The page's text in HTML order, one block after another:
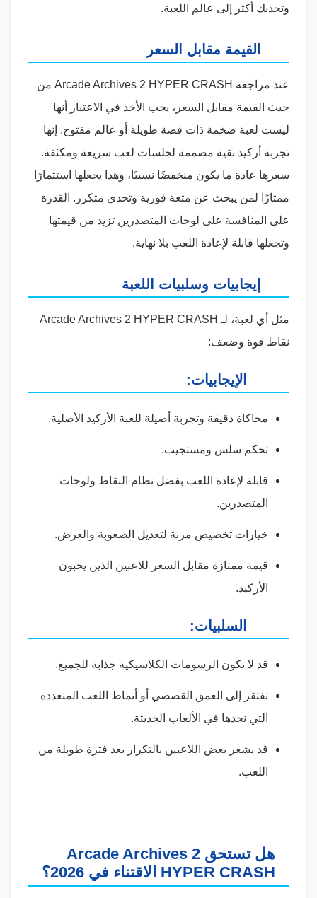
وتجذبك أكثر إلى عالم اللعبة.
القيمة مقابل السعر
عند مراجعة Arcade Archives 2 HYPER CRASH من
حيث القيمة مقابل السعر، يجب الأخذ في الاعتبار أنها
ليست لعبة ضخمة ذات قصة طويلة أو عالم مفتوح. إنها
تجربة أركيد نقية مصممة لجلسات لعب سريعة ومكثفة.
سعرها عادة ما يكون منخفضًا نسبيًا، وهذا يجعلها استثمارًا
ممتازًا لمن يبحث عن متعة فورية وتحدي متكرر. القدرة
على المنافسة على لوحات المتصدرين تزيد من قيمتها
وتجعلها قابلة لإعادة اللعب بلا نهاية.
إيجابيات وسلبيات اللعبة
مثل أي لعبة، لـ Arcade Archives 2 HYPER CRASH
نقاط قوة وضعف:
الإيجابيات:
محاكاة دقيقة وتجربة أصيلة للعبة الأركيد الأصلية.
تحكم سلس ومستجيب.
قابلة لإعادة اللعب بفضل نظام النقاط ولوحات
المتصدرين.
خيارات تخصيص مرنة لتعديل الصعوبة والعرض.
قيمة ممتازة مقابل السعر للاعبين الذين يحبون
الأركيد.
السلبيات:
قد لا تكون الرسومات الكلاسيكية جذابة للجميع.
تفتقر إلى العمق القصصي أو أنماط اللعب المتعددة
التي نجدها في الألعاب الحديثة.
قد يشعر بعض اللاعبين بالتكرار بعد فترة طويلة من
اللعب.
هل تستحق Arcade Archives 2
HYPER CRASH الاقتناء في 2026؟